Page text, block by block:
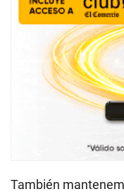
También